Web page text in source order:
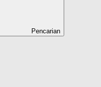
Pencarian